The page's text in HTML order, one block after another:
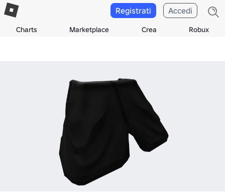
Charts Marketplace Crea Robux
Registrati Accedi